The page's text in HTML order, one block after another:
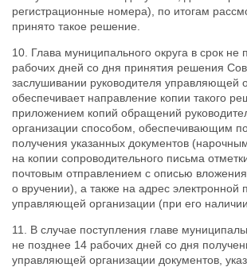
регистрационные номера), по итогам
принято такое решение.
10. Глава муниципального округа в срок не
рабочих дней со дня принятия решения
заслушивании руководителя управляющей
обеспечивает направление копии такого
приложением копий обращений
организации способом, обеспечивающим
получения указанных документов
на копии сопроводительного письма
почтовым отправлением с описью
о вручении), а также на адрес электронной
управляющей организации (при его
11. В случае поступления главе
не позднее 14 рабочих дней со дня
управляющей организации документов,